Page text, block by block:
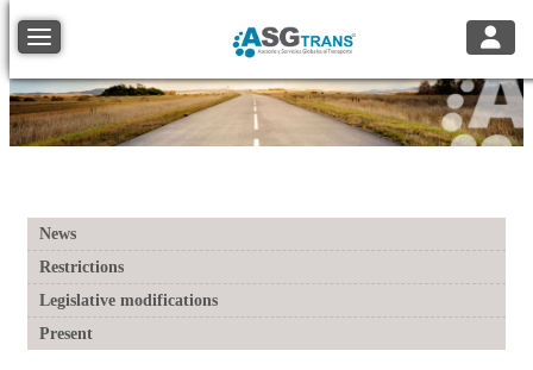
Toggle navigation
News
Restrictions
Legislative modifications
Present